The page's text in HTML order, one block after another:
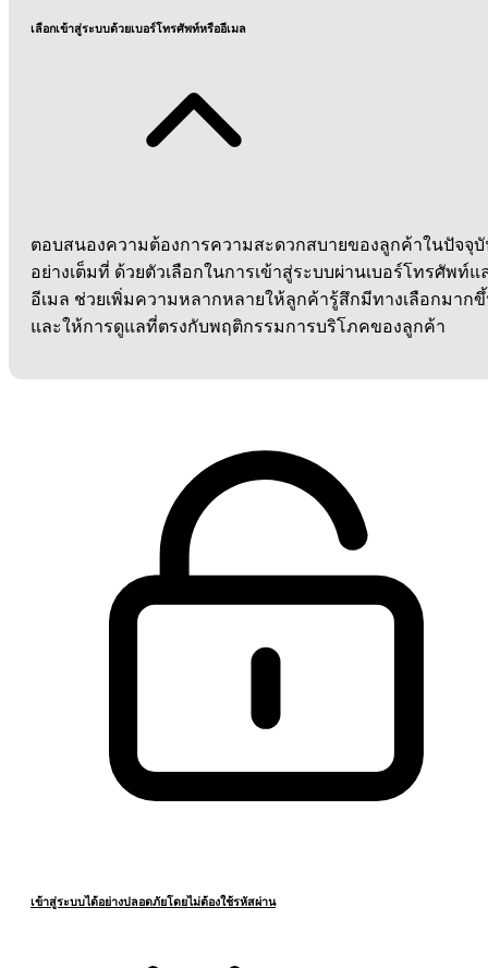
เลือกเข้าสู่ระบบด้วยเบอร์โทรศัพท์หรืออีเมล
ตอบสนองความต้องการความสะดวกสบายของลูกค้าในปัจจุ
อย่างเต็มที่ ด้วยตัวเลือกในการเข้าสู่ระบบผ่านเบอร์โทรศัพท์แ
อีเมล ช่วยเพิ่มความหลากหลายให้ลูกค้ารู้สึกมีทางเลือกมาก
และให้การดูแลที่ตรงกับพฤติกรรมการบริโภคของลูกค้า
เข้าสู่ระบบได้อย่างปลอดภัยโดยไม่ต้องใช้รหัสผ่าน